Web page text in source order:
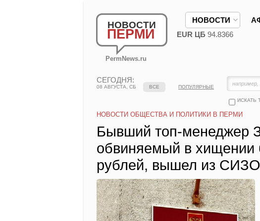
НОВОСТИ
ПЕРМИ
PermNews.ru
НОВОСТИ
EUR ЦБ 94.8366
СЕГОДНЯ:
08 АВГУСТА, СБ
ИСКАТЬ
ВСЕ ПОПУЛЯРНЫЕ
НОВОСТИ ОБЩЕСТВА И ПОЛИТИКИ В ПЕРМИ
Бывший топ-менеджер
обвиняемый в хищении
рублей, вышел из СИЗО